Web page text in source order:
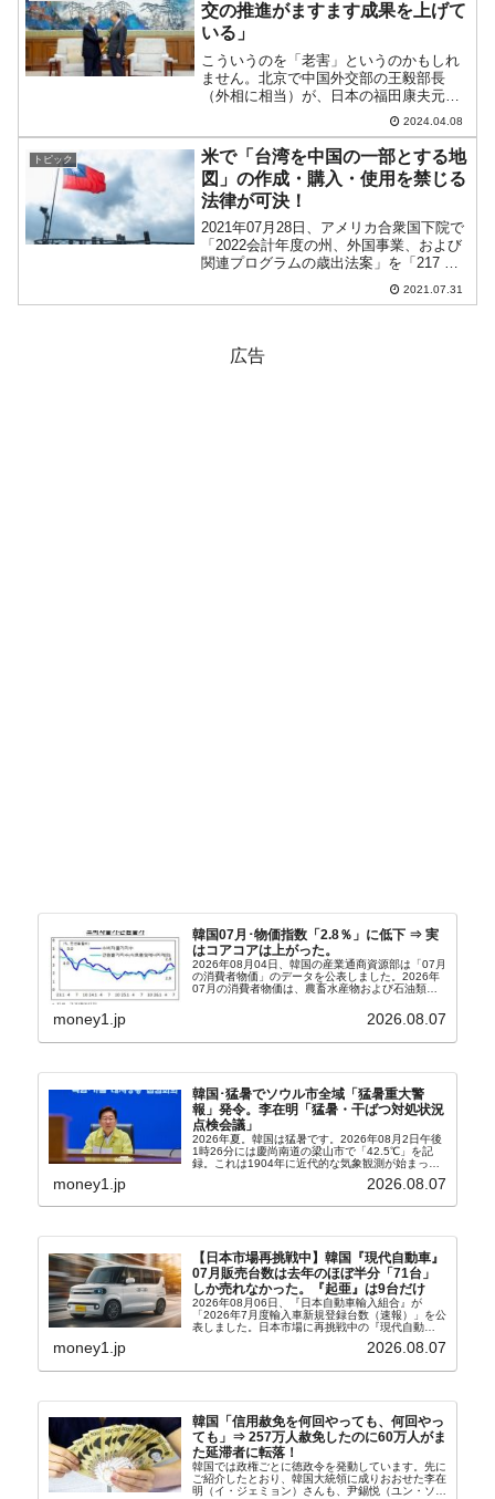
交の推進がますます成果を上げて
いる」
こういうのを「老害」というのかもしれ
ません。北京で中国外交部の王毅部長
（外相に相当）が、日本の福田康夫元首
相と会談を行いました。日本ではあまり
一般には知られていませんが「ボアオ・
アジアフォーラム」（BAF）という国際
会議があります。簡単にい...
2024.04.08
トピック
米で「台湾を中国の一部とする地
図」の作成・購入・使用を禁じる
法律が可決！
2021年07月28日、アメリカ合衆国下院で
「2022会計年度の州、外国事業、および
関連プログラムの歳出法案」を「217 対
212」で可決しました。約622億ドル（約
6兆8,277億円）相当の歳出法案です。こ
2021.07.31
広告
韓国07月･物価指数「2.8％」に低下 ⇒ 実
はコアコアは上がった。
2026年08月04日、韓国の産業通商資源部は「07月
の消費者物価」のデータを公表しました。2026年
07月の消費者物価は、農畜水産物および石油類の
2.8％上昇（06月は3.2％）となり、上昇率は前...
money1.jp 2026.08.07
韓国･猛暑でソウル市全域「猛暑重大警
報」発令。李在明「猛暑・干ばつ対処状況
点検会議」
2026年夏。韓国は猛暑です。2026年08月2日午後
1時26分には慶尚南道の梁山市で「42.5℃」を記
録。これは1904年に近代的な気象観測が始まって
ウル市全域への「猛暑重大警報」が発令され...
money1.jp 2026.08.07
【日本市場再挑戦中】韓国『現代自動車』
07月販売台数は去年のほぼ半分「71台」
しか売れなかった。『起亜』は9台だけ
2026年08月06日、『日本自動車輸入組合』が
「2026年7月度輸入車新規登録台数（速報）」を公
表しました。日本市場に再挑戦中の『現代自動
台数はこの中に捉えられているはずです。先月から
money1.jp 2026.08.07
韓国「信用赦免を何回やっても、何回やっ
ても」⇒ 257万人赦免したのに60万人がま
た延滞者に転落！
韓国では政権ごとに徳政令を発動しています。先に
ご紹介したとおり、韓国大統領に成りおおせた李在
明（イ・ジェミョン）さんも、尹錫悦（ユン・ソギ